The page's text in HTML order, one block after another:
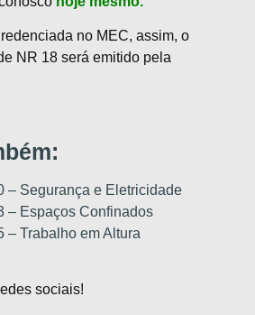
no MEC, assim, o
NR 18 será emitido pela
– Segurança e Eletricidade
– Espaços Confinados
– Trabalho em Altura
sociais!